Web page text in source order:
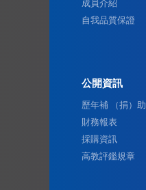
成員介紹
自我品質保證
公開資訊
歷年補 （捐）助
財務報表
採購資訊
高教評鑑規章